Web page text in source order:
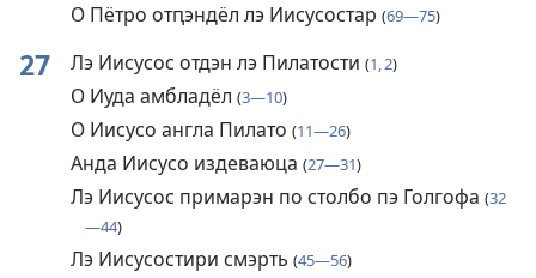
О Пётро отԥэндёл лэ Иисусостар (69—75)
27 Лэ Иисусос отдэн лэ Пилатости (1, 2)
О Иуда амбладёл (3—10)
О Иисусо англа Пилато (11—26)
Анда Иисусо издеваюца (27—31)
Лэ Иисусос примарэн по столбо пэ Голгофа (32
—44)
Лэ Иисусостири смэрть (45—56)